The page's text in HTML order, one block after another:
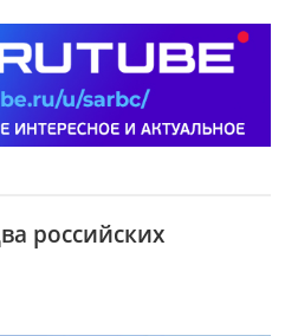
российских